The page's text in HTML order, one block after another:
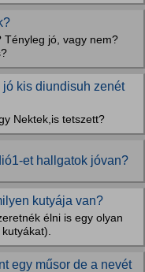
Tényleg jó, vagy nem?
jó kis diundisuh zenét
Nektek,is tetszett?
et hallgatok jóvan?
kutyája van?
élni is egy olyan
egy műsor de a nevét